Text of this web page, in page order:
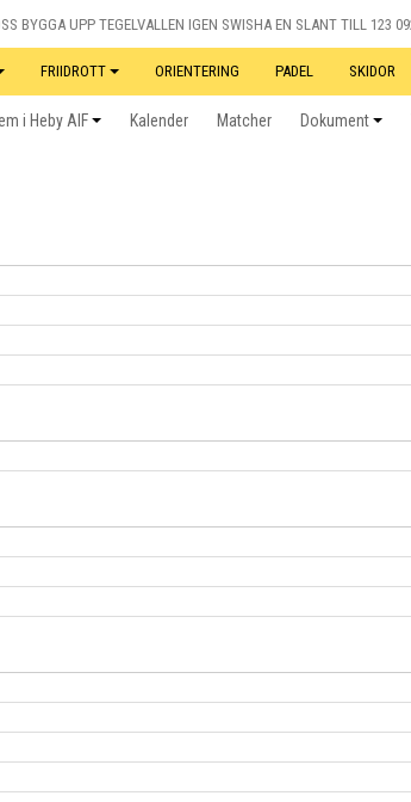
BYGGA UPP TEGELVALLEN IGEN SWISHA EN SLANT TILL 123
FRIIDROTT ORIENTERING PADEL SKIDOR
i Heby AIF Kalender Matcher Dokument